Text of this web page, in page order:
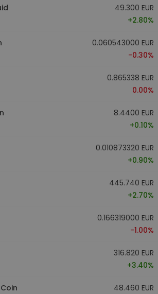
49.300 EUR
+2.80%
0.060543000 EUR
-0.30%
0.865338 EUR
0.00%
8.4400 EUR
+0.10%
0.010873320 EUR
+0.90%
445.740 EUR
+2.70%
0.166319000 EUR
-1.00%
316.820 EUR
+3.40%
48.460 EUR